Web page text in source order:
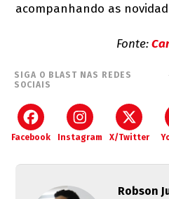
acompanhando as
Fonte:
SIGA O BLAST NAS REDES
SOCIAIS
Facebook Instagram X/Twitter
Robson